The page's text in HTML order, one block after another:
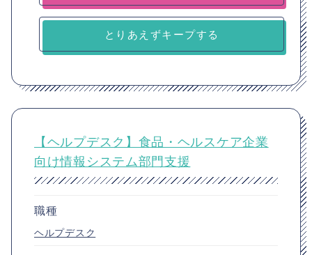
とりあえずキープする
【ヘルプデスク】食品・ヘルスケア企業
向け情報システム部門支援
職種
ヘルプデスク